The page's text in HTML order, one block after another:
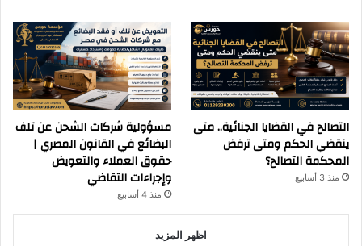
التصالح في القضايا الجنائية.. متى
ينقضي الحكم ومتى ترفض
المحكمة التصالح؟
منذ 3 أسابيع
مسؤولية شركات الشحن عن تلف
البضائع في القانون المصري |
حقوق العملاء والتعويض
وإجراءات التقاضي
منذ 4 أسابيع
اظهر المزيد